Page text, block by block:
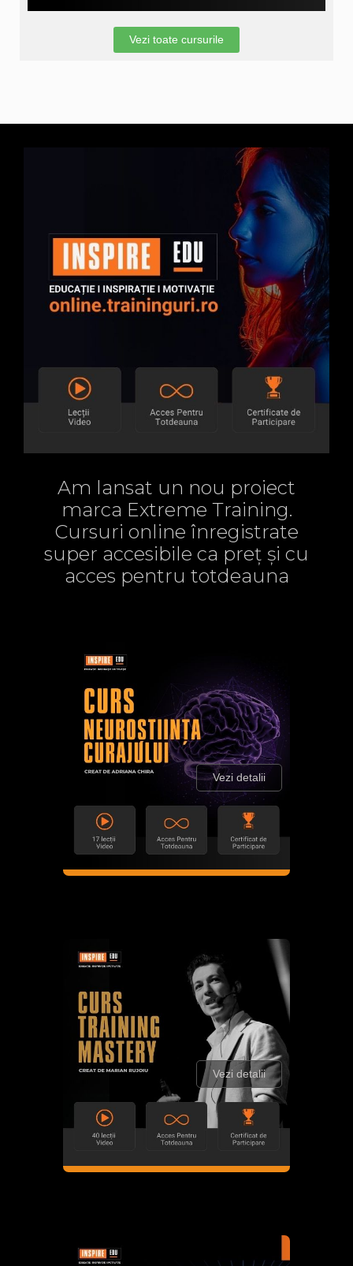
Vezi toate cursurile
Am lansat un nou proiect
marca Extreme Training.
Cursuri online înregistrate
super accesibile ca preț și cu
acces pentru totdeauna
Vezi detalii
Vezi detalii